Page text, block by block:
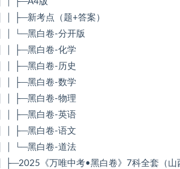
│ │ ├─新考点（题+答案）
│ │ └─黑白卷-分开版
│ │ ├─黑白卷-化学
│ │ ├─黑白卷-历史
│ │ ├─黑白卷-数学
│ │ ├─黑白卷-物理
│ │ ├─黑白卷-英语
│ │ ├─黑白卷-语文
│ │ └─黑白卷-道法
│ ├─2025《万唯中考•黑白卷》7科全套（山